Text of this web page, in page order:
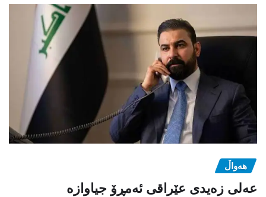
هەواڵ
عەلی زەیدی عێراقی ئەمڕۆ جیاوازە